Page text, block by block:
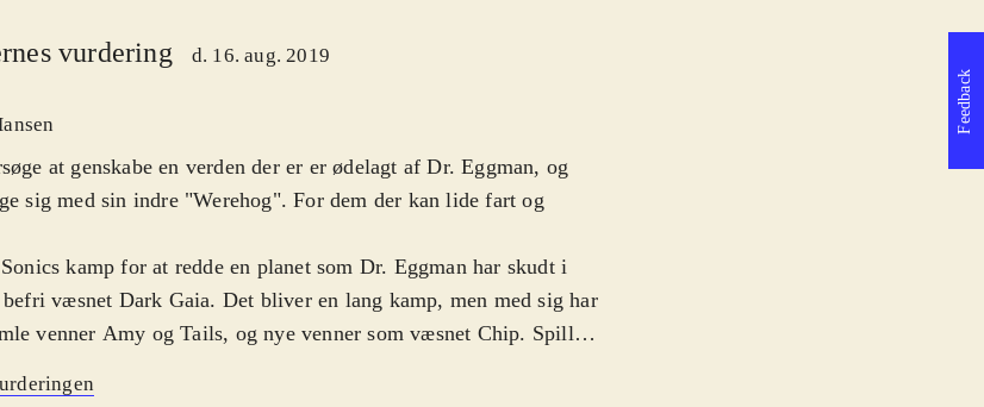
vurdering d. 16. aug. 2019
at genskabe en verden der er er ødelagt af Dr. Eggman, og
sig med sin indre "Werehog". For dem der kan lide fart og
kamp for at redde en planet som Dr. Eggman har skudt i
væsnet Dark Gaia. Det bliver en lang kamp, men med sig har
venner Amy og Tails, og nye venner som væsnet Chip. Spillet
hvor Sonic får sin "Werehog"-form, hvor spillet har fokus på
Feedback